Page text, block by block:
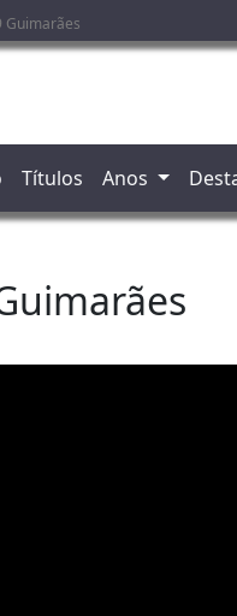
Guimarães
Títulos Anos